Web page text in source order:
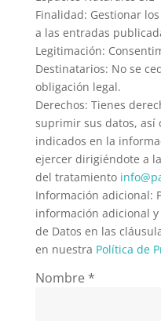
Finalidad: Gestionar
a las entradas
Legitimación:
Destinatarios: No se
obligación legal.
Derechos: Tienes
suprimir sus datos, así
indicados en la
ejercer dirigiéndote a
del tratamiento
Información adicional:
información adicional
de Datos en las
en nuestra Política de
Nombre *